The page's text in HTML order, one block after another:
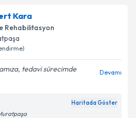
Kara
Rehabilitasyon
tedavi sürecimde
Devamı
Haritada Göster